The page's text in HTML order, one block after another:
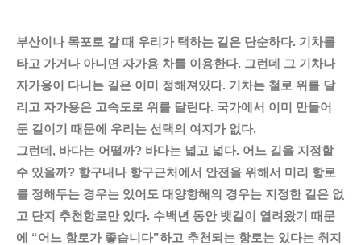
부산이나 목포로 갈 때 우리가 택하는 길은 단순하다. 기차를
타고 가거나 아니면 자가용 차를 이용한다. 그런데 그 기차나
자가용이 다니는 길은 이미 정해져있다. 기차는 철로 위를 달
리고 자가용은 고속도로 위를 달린다. 국가에서 이미 만들어
둔 길이기 때문에 우리는 선택의 여지가 없다.
그런데, 바다는 어떨까? 바다는 넓고 넓다. 어느 길을 지정할
수 있을까? 항구내나 항구근처에서 안전을 위해서 미리 항로
를 정해두는 경우는 있어도 대양항해의 경우는 지정한 길은 없
고 단지 추천항로만 있다. 수백년 동안 뱃길이 열려왔기 때문
에 “어느 항로가 좋습니다”하고 추천되는 항로는 있다는 취지